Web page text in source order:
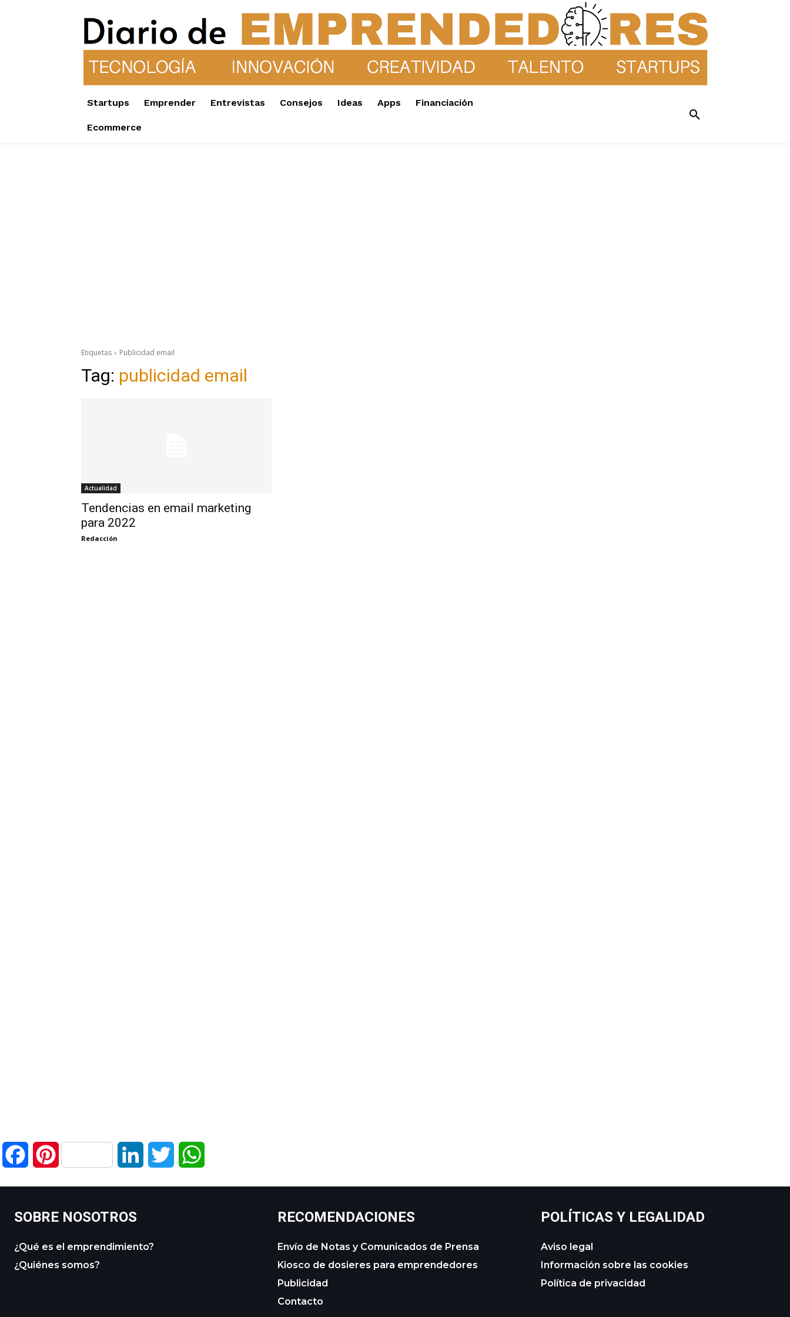
Startups Emprender Entrevistas Consejos Ideas Apps Financiación
Ecommerce
Etiquetas Publicidad email
Tag: publicidad email
Actualidad
Tendencias en email marketing
para 2022
Redacción
FacebookPinterest LinkedIn Twitter
SOBRE NOSOTROS
¿Qué es el emprendimiento?
¿Quiénes somos?
RECOMENDACIONES
Envío de Notas y Comunicados de Prensa
Kiosco de dosieres para emprendedores
Publicidad
Contacto
POLÍTICAS Y LEGALIDAD
Aviso legal
Información sobre las cookies
Política de privacidad